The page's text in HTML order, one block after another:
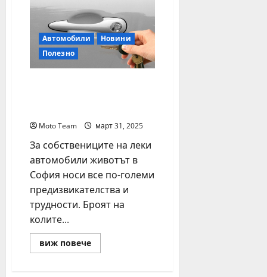
По-
зле
от
теч
на
масло
Автомобили
Новини
Полезно
Moto Team март 31, 2025
За собствениците на леки
автомобили животът в
София носи все по-големи
предизвикателства и
трудности. Броят на
колите...
виж повечеRead
more